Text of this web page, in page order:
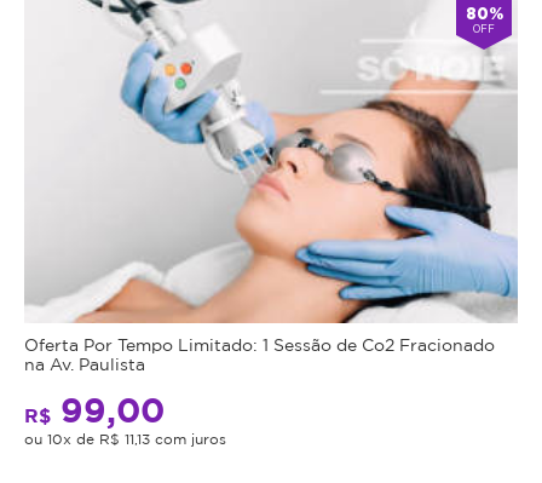
80%
OFF
Oferta Por Tempo Limitado: 1 Sessão de Co2 Fracionado
na Av. Paulista
R$ 99,00
ou 10x de R$ 11,13 com juros